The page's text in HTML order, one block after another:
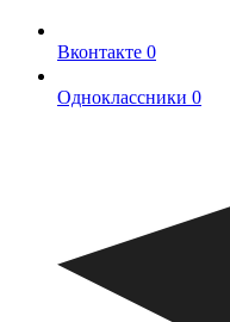
Вконтакте 0
Одноклассники 0